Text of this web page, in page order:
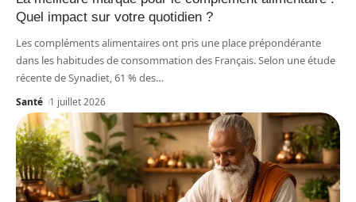
Quel impact sur votre quotidien ?
Les compléments alimentaires ont pris une place prépondérante
dans les habitudes de consommation des Français. Selon une étude
récente de Synadiet, 61 % des…
Santé 1 juillet 2026